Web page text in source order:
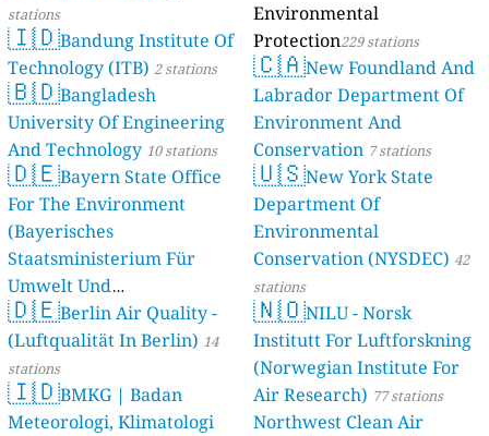
stations
🇮🇩Bandung Institute Of
Technology (ITB) 2 stations
🇧🇩Bangladesh
University Of Engineering
And Technology 10 stations
🇩🇪Bayern State Office
For The Environment
(Bayerisches
Staatsministerium Für
Umwelt Und
Verbraucherschutz) - LfU
46 stations
🇩🇪Berlin Air Quality -
(Luftqualität In Berlin) 14
stations
🇮🇩BMKG | Badan
Meteorologi, Klimatologi
Environmental
Protection229 stations
🇨🇦New Foundland And
Labrador Department Of
Environment And
Conservation 7 stations
🇺🇸New York State
Department Of
Environmental
Conservation (NYSDEC) 42
stations
🇳🇴NILU - Norsk
Institutt For Luftforskning
(Norwegian Institute For
Air Research) 77 stations
Northwest Clean Air